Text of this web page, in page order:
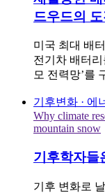
드우드의 도
미국 최대 배
전기차 배터
모 전력망’를
기후변화 · 에
Why climate
mountain snow
기후학자들
기후 변화로